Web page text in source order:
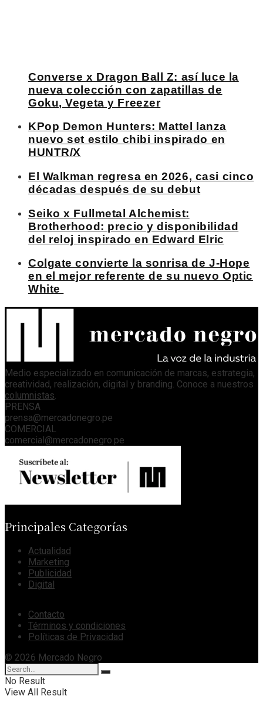
Converse x Dragon Ball Z: así luce la
nueva colección con zapatillas de
Goku, Vegeta y Freezer
KPop Demon Hunters: Mattel lanza
nuevo set estilo chibi inspirado en
HUNTR/X
El Walkman regresa en 2026, casi cinco
décadas después de su debut
Seiko x Fullmetal Alchemist:
Brotherhood: precio y disponibilidad
del reloj inspirado en Edward Elric
Colgate convierte la sonrisa de J-Hope
en el mejor referente de su nuevo Optic
White
Medio especializado en comunicación de marcas, estrategia,
creatividad, realización, digital y branding. Conoce a nuestros
columnistas.
PRENSA
prensa@mercadonegro.pe
COMERCIAL
comercial@mercadonegro.pe
Principales Categorías
Actualidad
Marketing
Publicidad
Digital
Contacto
Términos y condiciones
Políticas de Privacidad
© 2026 Mercado Negro
No Result
View All Result